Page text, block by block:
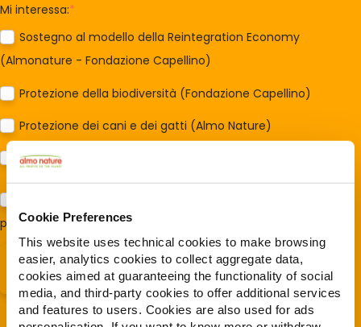
Cookie Preferences
This website uses technical cookies to make browsing
easier, analytics cookies to collect aggregate data,
cookies aimed at guaranteeing the functionality of social
media, and third-party cookies to offer additional services
and features to users. Cookies are also used for ads
Mi interessa:*
Sostegno al modello della Reintegration Economy
(Almonature - Fondazione Capellino)
Protezione della biodiversità (Fondazione Capellino)
Protezione dei cani e dei gatti (Almo Nature)
Prodotti (Almo Nature)
preso visione dellaPrivacy Policy